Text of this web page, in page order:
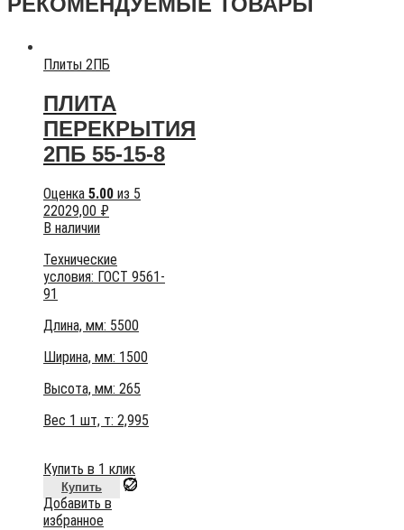
Плиты 2ПБ
ПЛИТА
ПЕРЕКРЫТИЯ
2ПБ 55-15-8
Оценка 5.00 из 5
22029,00 ₽
В наличии
Технические
условия: ГОСТ 9561-
91
Длина, мм: 5500
Ширина, мм: 1500
Высота, мм: 265
Вес 1 шт, т: 2,995
Купить в 1 клик
Купить
Добавить в
избранное